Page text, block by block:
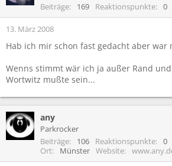
Beiträge
169 Reaktionspunkte 0
13. März 2008
Hab ich mir schon fast gedacht aber war
Wenns stimmt wär ich ja außer Rand
Wortwitz mußte sein...
any
Parkrocker
Beiträge
106 Reaktionspunkte 0
Ort
Münster Website